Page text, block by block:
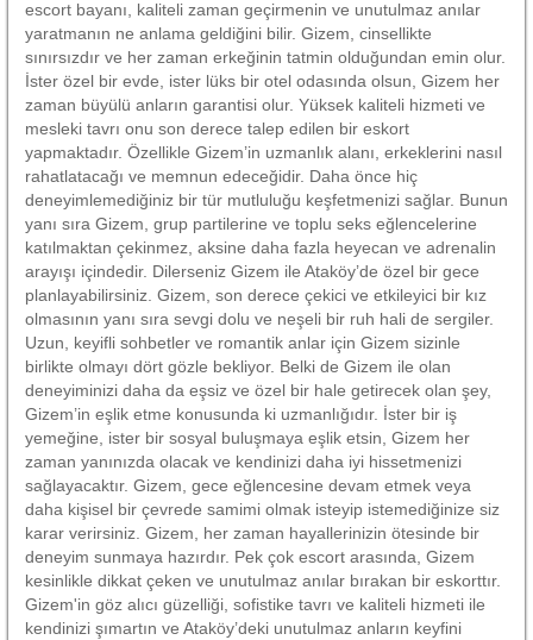
escort bayanı, kaliteli zaman geçirmenin ve unutulmaz anılar
yaratmanın ne anlama geldiğini bilir. Gizem, cinsellikte
sınırsızdır ve her zaman erkeğinin tatmin olduğundan emin olur.
İster özel bir evde, ister lüks bir otel odasında olsun, Gizem her
zaman büyülü anların garantisi olur. Yüksek kaliteli hizmeti ve
mesleki tavrı onu son derece talep edilen bir eskort
yapmaktadır. Özellikle Gizem’in uzmanlık alanı, erkeklerini nasıl
rahatlatacağı ve memnun edeceğidir. Daha önce hiç
deneyimlemediğiniz bir tür mutluluğu keşfetmenizi sağlar. Bunun
yanı sıra Gizem, grup partilerine ve toplu seks eğlencelerine
katılmaktan çekinmez, aksine daha fazla heyecan ve adrenalin
arayışı içindedir. Dilerseniz Gizem ile Ataköy’de özel bir gece
planlayabilirsiniz. Gizem, son derece çekici ve etkileyici bir kız
olmasının yanı sıra sevgi dolu ve neşeli bir ruh hali de sergiler.
Uzun, keyifli sohbetler ve romantik anlar için Gizem sizinle
birlikte olmayı dört gözle bekliyor. Belki de Gizem ile olan
deneyiminizi daha da eşsiz ve özel bir hale getirecek olan şey,
Gizem’in eşlik etme konusunda ki uzmanlığıdır. İster bir iş
yemeğine, ister bir sosyal buluşmaya eşlik etsin, Gizem her
zaman yanınızda olacak ve kendinizi daha iyi hissetmenizi
sağlayacaktır. Gizem, gece eğlencesine devam etmek veya
daha kişisel bir çevrede samimi olmak isteyip istemediğinize siz
karar verirsiniz. Gizem, her zaman hayallerinizin ötesinde bir
deneyim sunmaya hazırdır. Pek çok escort arasında, Gizem
kesinlikle dikkat çeken ve unutulmaz anılar bırakan bir eskorttır.
Gizem'in göz alıcı güzelliği, sofistike tavrı ve kaliteli hizmeti ile
kendinizi şımartın ve Ataköy’deki unutulmaz anların keyfini